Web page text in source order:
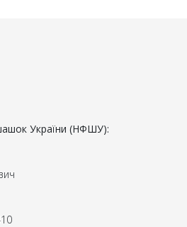
України (НФШУ):